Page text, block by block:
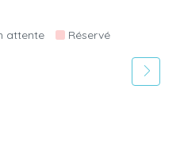
attente Réservé